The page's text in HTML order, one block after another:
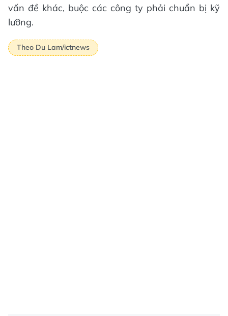
vấn đề khác, buộc các công ty phải chuẩn bị kỹ
lưỡng.
Theo Du Lam/ictnews